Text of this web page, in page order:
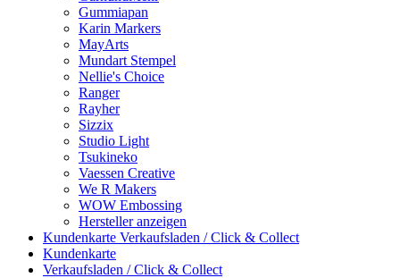
Gummiapan
Karin Markers
MayArts
Mundart Stempel
Nellie's Choice
Ranger
Rayher
Sizzix
Studio Light
Tsukineko
Vaessen Creative
We R Makers
WOW Embossing
Hersteller anzeigen
Kundenkarte Verkaufsladen / Click & Collect
Kundenkarte
Verkaufsladen / Click & Collect